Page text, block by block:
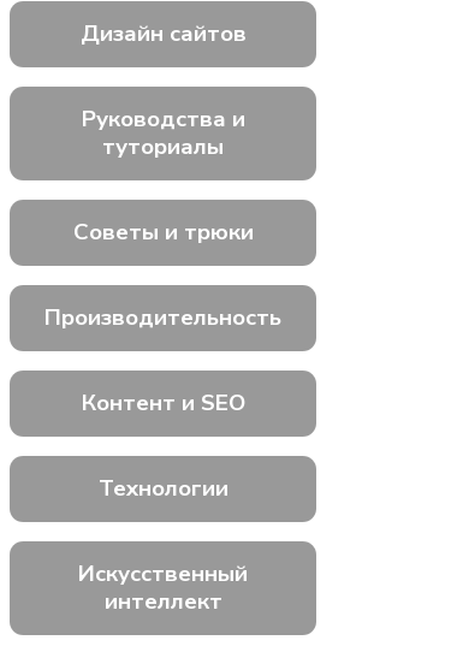
Дизайн сайтов
Руководства и
туториалы
Советы и трюки
Производительность
Контент и SEO
Технологии
Искусственный
интеллект